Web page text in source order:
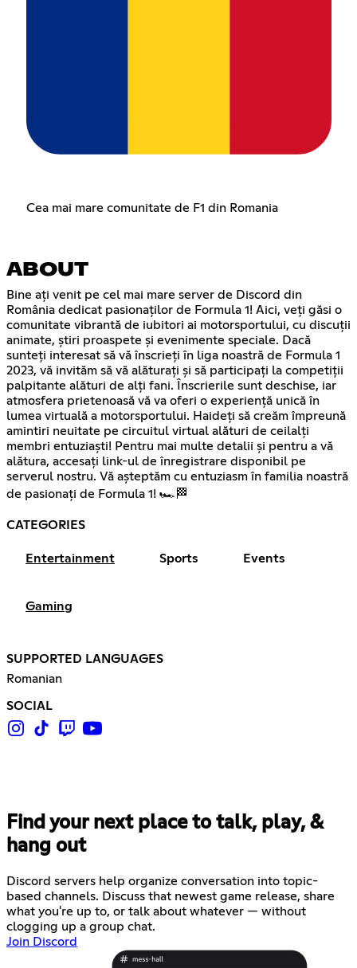
Cea mai mare comunitate de F1 din Romania
ABOUT
Bine ați venit pe cel mai mare server de Discord din
România dedicat pasionaților de Formula 1! Aici, veți găsi o
comunitate vibrantă de iubitori ai motorsportului, cu discuții
animate, știri proaspete și evenimente speciale. Dacă
sunteți interesat să vă înscrieți în liga noastră de Formula 1
2023, vă invităm să vă alăturați și să participați la competiții
palpitante alături de alți fani. Înscrierile sunt deschise, iar
atmosfera prietenoasă vă va oferi o experiență unică în
lumea virtuală a motorsportului. Haideți să creăm împreună
amintiri neuitate pe circuitul virtual alături de ceilalți
membri entuziaști! Pentru mai multe detalii și pentru a vă
alătura, accesați link-ul de înregistrare disponibil pe
serverul nostru. Vă așteptăm cu entuziasm în familia noastră
de pasionați de Formula 1! 🏎️🏁
CATEGORIES
Entertainment Sports Events
Gaming
SUPPORTED LANGUAGES
Romanian
SOCIAL
Find your next place to talk, play, &
hang out
Discord servers help organize conversation into topic-
based channels. Discuss that newest game release, share
what you're up to, or talk about whatever — without
clogging up a group chat.
Join Discord